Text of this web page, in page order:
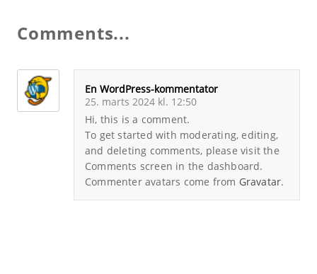
Comments...
En WordPress-kommentator
25. marts 2024 kl. 12:50
Hi, this is a comment.
To get started with moderating, editing,
and deleting comments, please visit the
Comments screen in the dashboard.
Commenter avatars come from Gravatar.